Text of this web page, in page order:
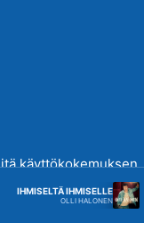
käyttökokemuksen
täällä.
IHMISELTÄ IHMISELLE
OLLI HALONEN